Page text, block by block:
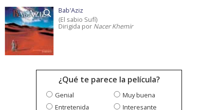
Bab'Aziz
(El sabio Sufí)
Dirigida por Nacer Khemir
¿Qué te parece la película?
Genial
Muy buena
Entretenida
Interesante